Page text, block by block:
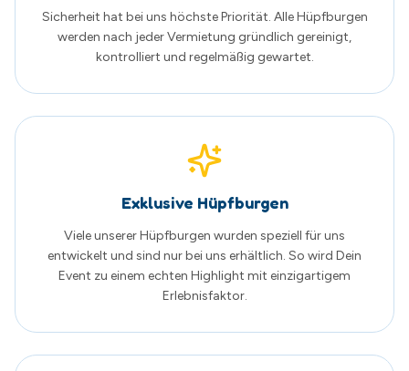
Erlebnisfaktor.
Familienunternehmen aus Schwerin
und Leidenschaft. Persönliche Beratung und zufriedene
Kunden stehen bei uns an erster Stelle.